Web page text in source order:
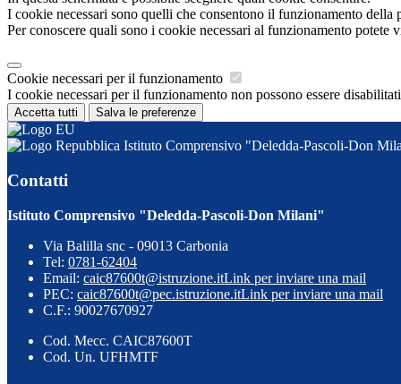
I cookie necessari sono quelli che consentono il funzionamento
Per conoscere quali sono i cookie necessari al funzionamento potete
Cookie necessari per il funzionamento
I cookie necessari per il funzionamento non possono essere
Accetta tutti Salva le preferenze
Istituto Comprensivo "Deledda-Pascoli-Don
Contatti
Istituto Comprensivo "Deledda-Pascoli-Don Milani"
Via Balilla snc - 09013 Carbonia
Tel: 0781-62404
Email: caic87600t@istruzione.itLink per inviare una mail
PEC: caic87600t@pec.istruzione.itLink per inviare una mail
C.F.: 90027670927
Cod. Mecc. CAIC87600T
Cod. Un. UFHMTF